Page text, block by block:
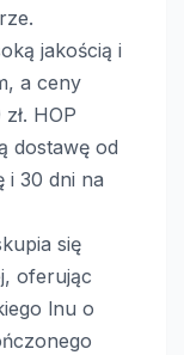
jakością i
a ceny
HOP
dostawę od
i 30 dni na
się
oferując
lnu o